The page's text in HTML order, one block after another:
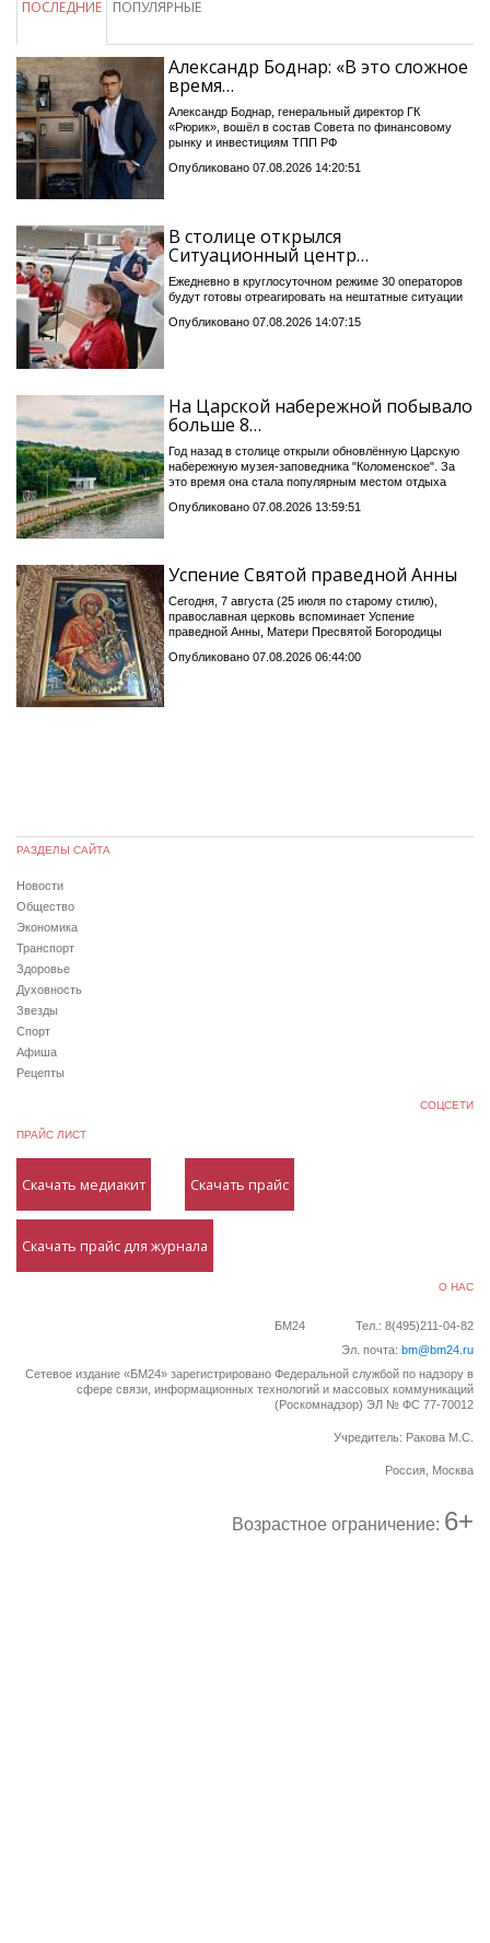
ПОСЛЕДНИЕ ПОПУЛЯРНЫЕ
Александр Боднар: «В это сложное
время…
Александр Боднар, генеральный директор ГК
«Рюрик», вошёл в состав Совета по финансовому
рынку и инвестициям ТПП РФ
Опубликовано 07.08.2026 14:20:51
В столице открылся
Ситуационный центр…
Ежедневно в круглосуточном режиме 30 операторов
будут готовы отреагировать на нештатные ситуации
Опубликовано 07.08.2026 14:07:15
На Царской набережной побывало
больше 8…
Год назад в столице открыли обновлённую Царскую
набережную музея-заповедника "Коломенское". За
это время она стала популярным местом отдыха
Опубликовано 07.08.2026 13:59:51
Успение Святой праведной Анны
Сегодня, 7 августа (25 июля по старому стилю),
православная церковь вспоминает Успение
праведной Анны, Матери Пресвятой Богородицы
Опубликовано 07.08.2026 06:44:00
РАЗДЕЛЫ САЙТА
Новости
Общество
Экономика
Транспорт
Здоровье
Духовность
Звезды
Спорт
Афиша
Рецепты
СОЦСЕТИ
ПРАЙС ЛИСТ
Скачать медиакит Скачать прайс
Скачать прайс для журнала
О НАС
БМ24
Тел.: 8(495)211-04-82
Эл. почта: bm@bm24.ru
Сетевое издание «БМ24» зарегистрировано Федеральной службой по надзору в
сфере связи, информационных технологий и массовых коммуникаций
(Роскомнадзор) ЭЛ № ФС 77-70012
Учредитель: Ракова М.С.
Россия, Москва
Возрастное ограничение: 6+